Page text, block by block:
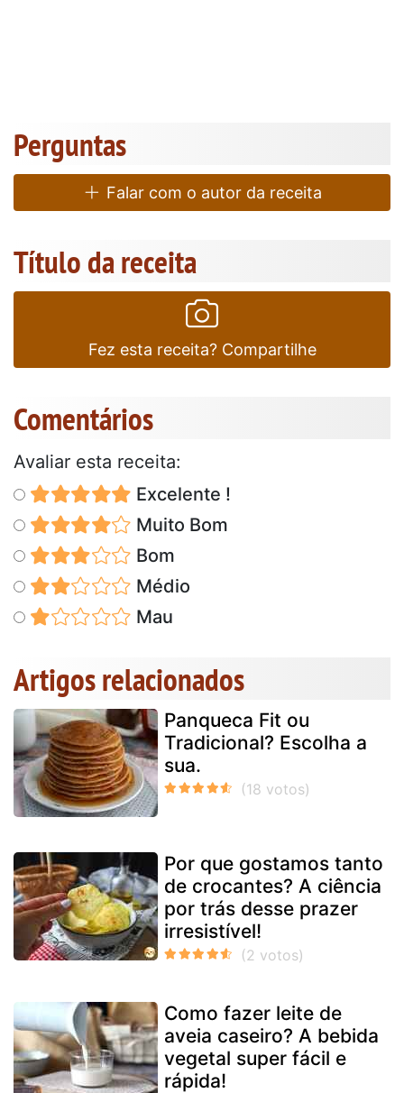
Perguntas
Falar com o autor da receita
Título da receita
Fez esta receita? Compartilhe
Comentários
Avaliar esta receita:
Excelente !
Muito Bom
Bom
Médio
Mau
Artigos relacionados
Panqueca Fit ou
Tradicional? Escolha a
sua.
Por que gostamos tanto
de crocantes? A ciência
por trás desse prazer
irresistível!
Como fazer leite de
aveia caseiro? A bebida
vegetal super fácil e
rápida!